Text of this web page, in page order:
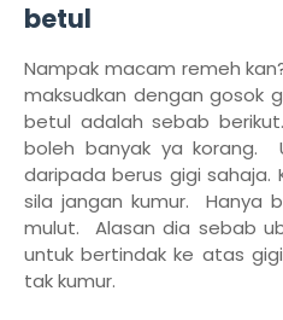
betul
Nampak macam remeh
maksudkan dengan gosok
betul adalah sebab
boleh banyak ya korang.
daripada berus gigi sahaja.
sila jangan kumur. Hanya
mulut. Alasan dia sebab
untuk bertindak ke atas
tak kumur.